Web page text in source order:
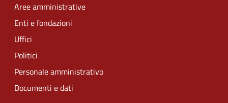
Aree amministrative
Enti e fondazioni
Uffici
Politici
Personale amministrativo
Documenti e dati